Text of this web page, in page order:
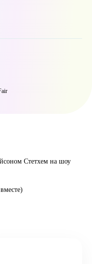
Стетхем на шоу